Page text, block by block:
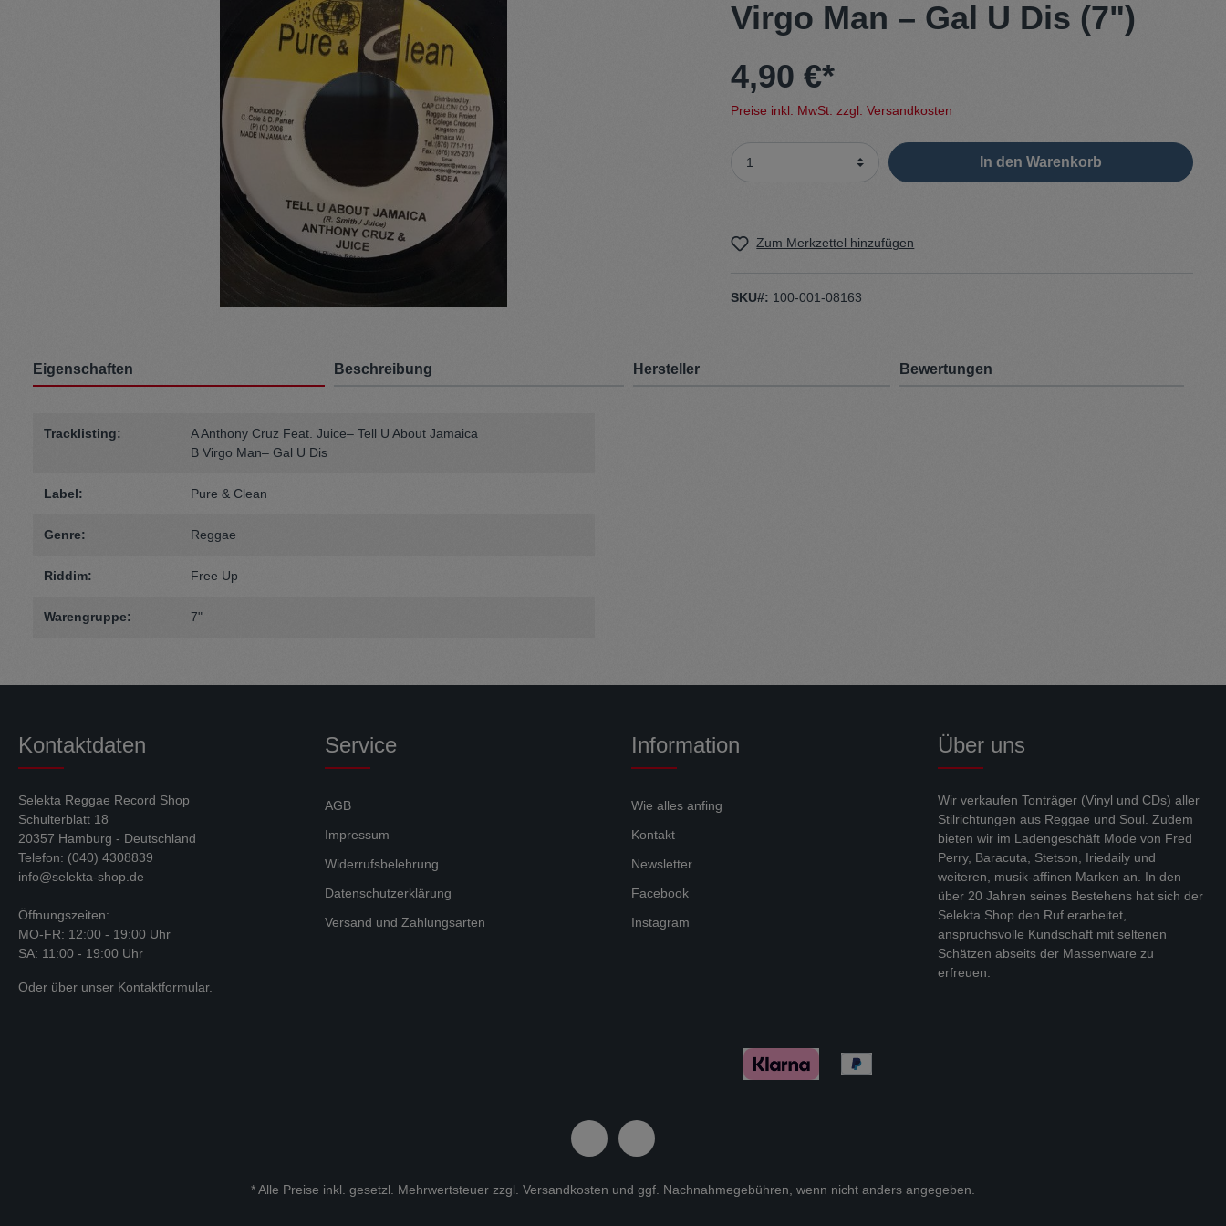
Jumpsuit Sweater
Hosen
Schale
Virgo Man – Gal U Dis (7")
4,90 €*
Preise inkl. MwSt. zzgl. Versandkosten
In den Warenkorb
Zum Merkzettel hinzufügen
SKU#: 100-001-08163
Eigenschaften Beschreibung Hersteller Bewertungen
Tracklisting:
A Anthony Cruz Feat. Juice– Tell U About Jamaica
B Virgo Man– Gal U Dis
Label: Pure & Clean
Genre: Reggae
Riddim: Free Up
Warengruppe: 7"
Über uns
Wir verkaufen Tonträger (Vinyl und CDs) aller
Stilrichtungen aus Reggae und Soul. Zudem
bieten wir im Ladengeschäft Mode von Fred
Perry, Baracuta, Stetson, Iriedaily und
weiteren, musik-affinen Marken an. In den
über 20 Jahren seines Bestehens hat sich der
Selekta Shop den Ruf erarbeitet,
anspruchsvolle Kundschaft mit seltenen
Schätzen abseits der Massenware zu
erfreuen.
Kontaktdaten
Selekta Reggae Record Shop
Schulterblatt 18
20357 Hamburg - Deutschland
Telefon: (040) 4308839
info@selekta-shop.de
Öffnungszeiten:
MO-FR: 12:00 - 19:00 Uhr
SA: 11:00 - 19:00 Uhr
Oder über unser Kontaktformular.
Service
AGB
Impressum
Widerrufsbelehrung
Datenschutzerklärung
Versand und Zahlungsarten
Information
Wie alles anfing
Kontakt
Newsletter
Facebook
Instagram
* Alle Preise inkl. gesetzl. Mehrwertsteuer zzgl. Versandkosten und ggf. Nachnahmegebühren, wenn nicht anders angegeben.